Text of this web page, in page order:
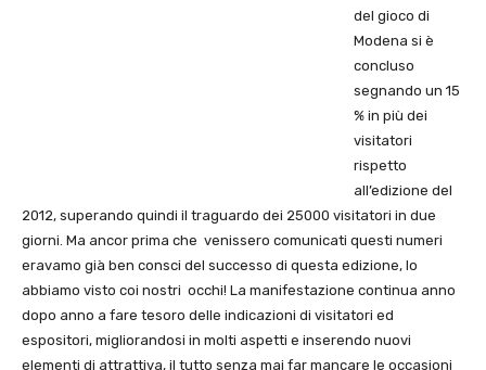
del gioco di
Modena si è
concluso
segnando un 15
% in più dei
visitatori
rispetto
all’edizione del
2012, superando quindi il traguardo dei 25000 visitatori in due
giorni. Ma ancor prima che venissero comunicati questi numeri
eravamo già ben consci del successo di questa edizione, lo
abbiamo visto coi nostri occhi! La manifestazione continua anno
dopo anno a fare tesoro delle indicazioni di visitatori ed
espositori, migliorandosi in molti aspetti e inserendo nuovi
elementi di attrattiva, il tutto senza mai far mancare le occasioni